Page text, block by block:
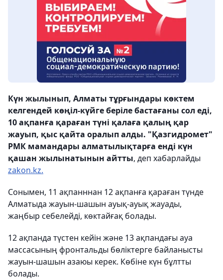
Күн жылынып, Алматы тұрғындары көктем
келгендей көңіл-күйге беріле бастағаны сол еді,
10 ақпанға қараған түні қалаға қалың қар
жауып, қыс қайта оралып алды. "Қазгидромет"
РМК мамандары алматылықтарға енді күн
қашан жылынатынын айтты, деп хабарлайды
zakon.kz.
Сонымен, 11 ақпанннан 12 ақпанға қараған түнде
Алматыда жауын-шашын ауық-ауық жауады,
жаңбыр себелейді, көктайғақ болады.
12 ақпанда түстен кейін және 13 ақпандағы ауа
массасының фронтальды бөліктерге байланысты
жауын-шашын азаюы керек. Көбіне күн бұлтты
болады.